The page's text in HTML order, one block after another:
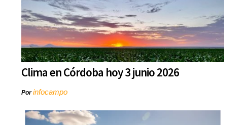
Clima en Córdoba hoy 3 junio 2026
Porinfocampo